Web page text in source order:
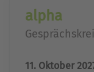
alpha
11. Oktober